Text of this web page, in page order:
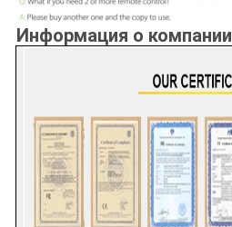
Информация о компании